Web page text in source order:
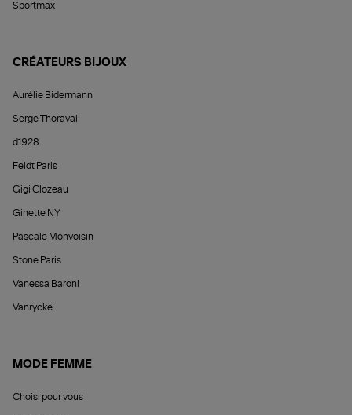
Sportmax
CRÉATEURS BIJOUX
Aurélie Bidermann
Serge Thoraval
d1928
Feidt Paris
Gigi Clozeau
Ginette NY
Pascale Monvoisin
Stone Paris
Vanessa Baroni
Vanrycke
MODE FEMME
Choisi pour vous